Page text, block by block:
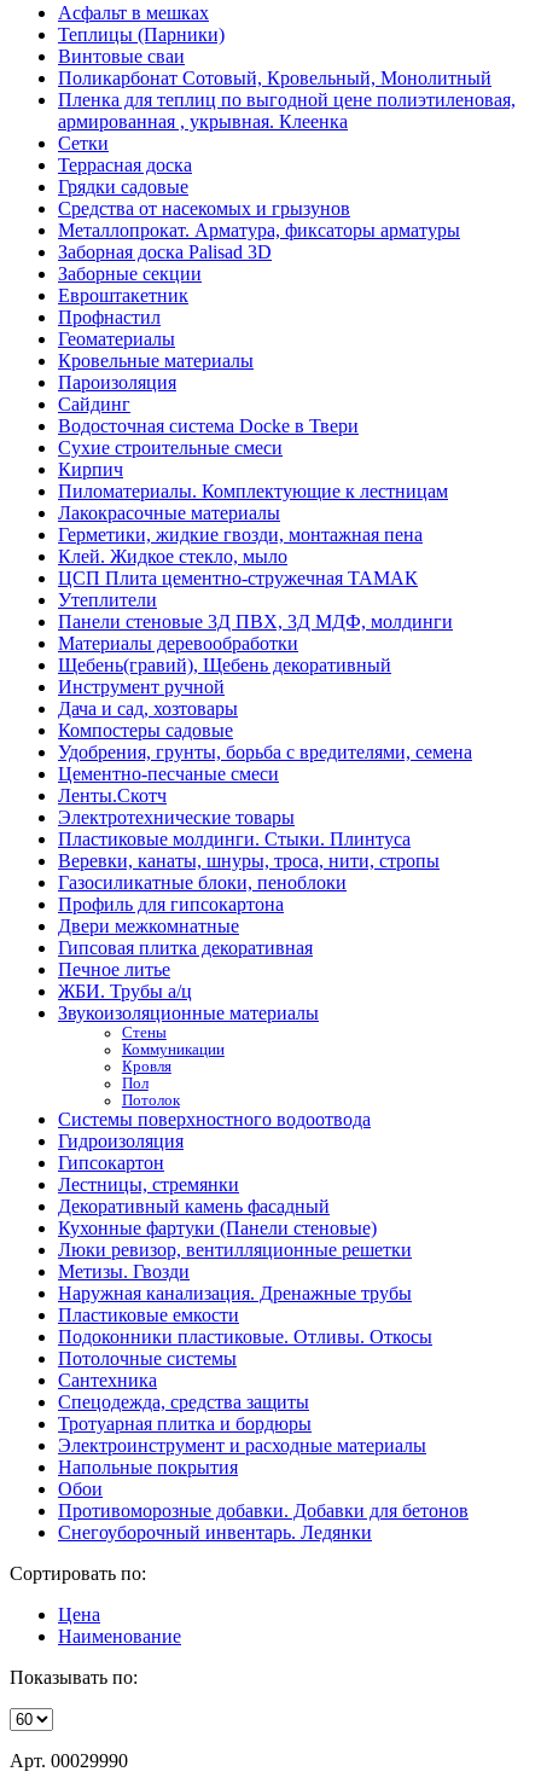
Асфальт в мешках
Теплицы (Парники)
Винтовые сваи
Поликарбонат Сотовый, Кровельный, Монолитный
Пленка для теплиц по выгодной цене полиэтиленовая,
армированная , укрывная. Клеенка
Сетки
Террасная доска
Грядки садовые
Средства от насекомых и грызунов
Металлопрокат. Арматура, фиксаторы арматуры
Заборная доска Palisad 3D
Заборные секции
Евроштакетник
Профнастил
Геоматериалы
Кровельные материалы
Пароизоляция
Сайдинг
Водосточная система Docke в Твери
Сухие строительные смеси
Кирпич
Пиломатериалы. Комплектующие к лестницам
Лакокрасочные материалы
Герметики, жидкие гвозди, монтажная пена
Клей. Жидкое стекло, мыло
ЦСП Плита цементно-стружечная ТАМАК
Утеплители
Панели стеновые 3Д ПВХ, 3Д МДФ, молдинги
Материалы деревообработки
Щебень(гравий), Щебень декоративный
Инструмент ручной
Дача и сад, хозтовары
Компостеры садовые
Удобрения, грунты, борьба с вредителями, семена
Цементно-песчаные смеси
Ленты.Скотч
Электротехнические товары
Пластиковые молдинги. Стыки. Плинтуса
Веревки, канаты, шнуры, троса, нити, стропы
Газосиликатные блоки, пеноблоки
Профиль для гипсокартона
Двери межкомнатные
Гипсовая плитка декоративная
Печное литье
ЖБИ. Трубы а/ц
Звукоизоляционные материалы
Стены
Коммуникации
Кровля
Пол
Потолок
Системы поверхностного водоотвода
Гидроизоляция
Гипсокартон
Лестницы, стремянки
Декоративный камень фасадный
Кухонные фартуки (Панели стеновые)
Люки ревизор, вентилляционные решетки
Метизы. Гвозди
Наружная канализация. Дренажные трубы
Пластиковые емкости
Подоконники пластиковые. Отливы. Откосы
Потолочные системы
Сантехника
Спецодежда, средства защиты
Тротуарная плитка и бордюры
Электроинструмент и расходные материалы
Напольные покрытия
Обои
Противоморозные добавки. Добавки для бетонов
Снегоуборочный инвентарь. Ледянки
Сортировать по:
Цена
Наименование
Показывать по:
Арт. 00029990